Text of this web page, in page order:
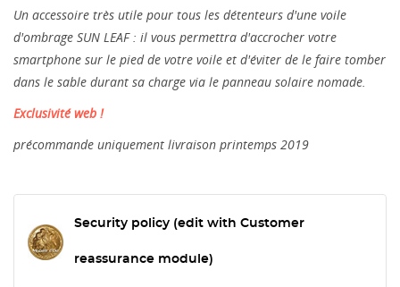
Un accessoire très utile pour tous les détenteurs d'une voile
d'ombrage SUN LEAF : il vous permettra d'accrocher votre
smartphone sur le pied de votre voile et d'éviter de le faire tomber
dans le sable durant sa charge via le panneau solaire nomade.
Exclusivité web !
précommande uniquement livraison printemps 2019
Security policy (edit with Customer
reassurance module)